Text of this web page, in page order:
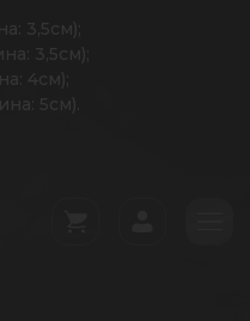
3,5см);
3,5см);
4см);
5см).